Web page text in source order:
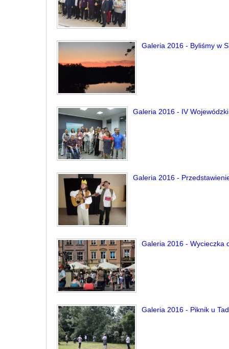
Galeria 2016 - Byliśmy w
Galeria 2016 - IV
Galeria 2016 -
Galeria 2016 - Wycieczka
Galeria 2016 - Piknik u